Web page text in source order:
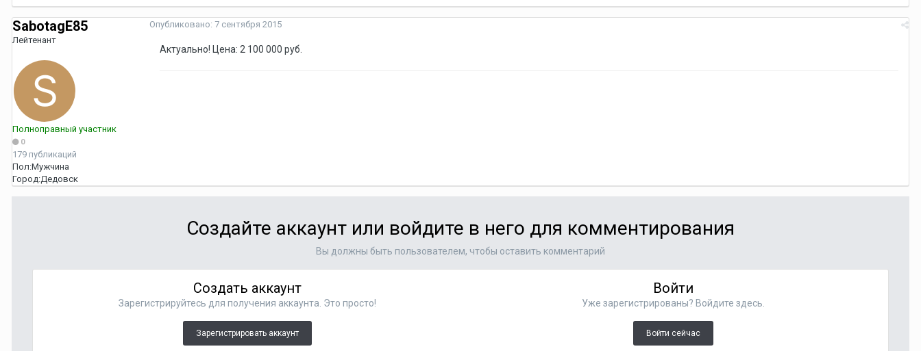
SabotagE85
Лейтенант
Полноправный участник
0
179 публикаций
Пол:Мужчина
Город:Дедовск
Опубликовано: 7 сентября 2015
Актуально! Цена: 2 100 000 руб.
Создайте аккаунт или войдите в него для комментирования
Вы должны быть пользователем, чтобы оставить комментарий
Создать аккаунт
Зарегистрируйтесь для получения аккаунта. Это просто!
Зарегистрировать аккаунт
Войти
Уже зарегистрированы? Войдите здесь.
Войти сейчас